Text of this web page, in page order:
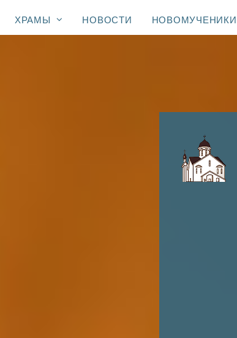
ХРАМЫ НОВОСТИ НОВОМУЧЕНИКИ